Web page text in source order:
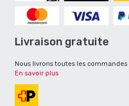
Livraison gratuite
Nous livrons toutes les commandes
En savoir plus